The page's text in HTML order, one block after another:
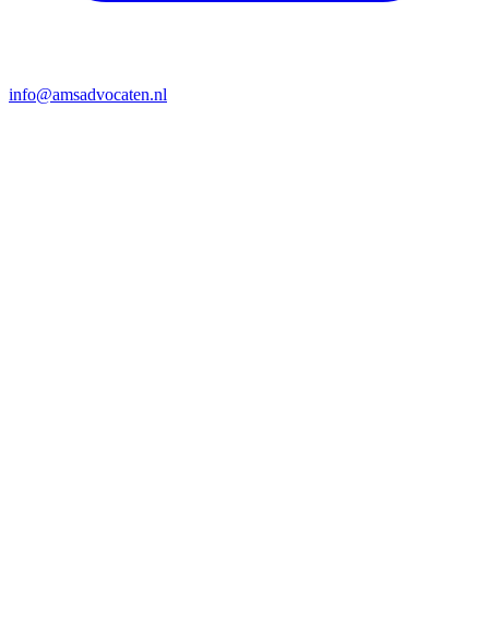
info@amsadvocaten.nl